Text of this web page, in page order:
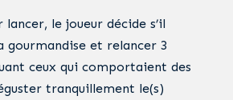
le joueur décide s’il
gourmandise et relancer 3
ceux qui comportaient des
tranquillement le(s)